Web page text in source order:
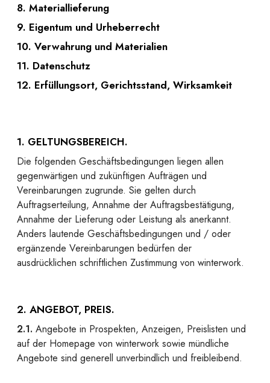
8. Materiallieferung
9. Eigentum und Urheberrecht
10. Verwahrung und Materialien
11. Datenschutz
12. Erfüllungsort, Gerichtsstand, Wirksamkeit
1. GELTUNGSBEREICH.
Die folgenden Geschäftsbedingungen liegen allen
gegenwärtigen und zukünftigen Aufträgen und
Vereinbarungen zugrunde. Sie gelten durch
Auftragserteilung, Annahme der Auftragsbestätigung,
Annahme der Lieferung oder Leistung als anerkannt.
Anders lautende Geschäftsbedingungen und / oder
ergänzende Vereinbarungen bedürfen der
ausdrücklichen schriftlichen Zustimmung von winterwork.
2. ANGEBOT, PREIS.
2.1. Angebote in Prospekten, Anzeigen, Preislisten und
auf der Homepage von winterwork sowie mündliche
Angebote sind generell unverbindlich und freibleibend.